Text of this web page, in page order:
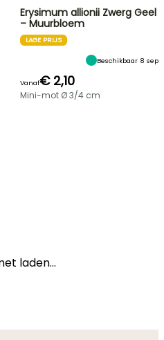
Erysimum allionii Zwerg Geel
– Muurbloem
LAGE PRIJS
Beschikbaar 8 sep
Vanaf€ 2,10
Mini-mot Ø 3/4 cm
laden...